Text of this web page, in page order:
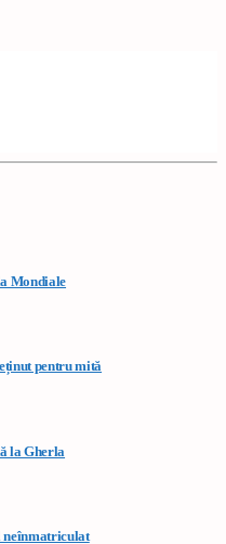
Mondiale
pentru mită
la Gherla
neînmatriculat